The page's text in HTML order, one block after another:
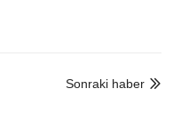

Sonraki haber